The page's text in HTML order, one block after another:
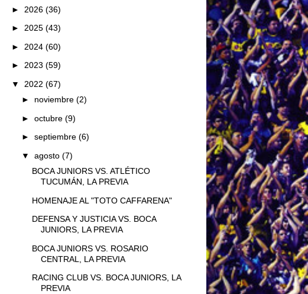
► 2026 (36)
► 2025 (43)
► 2024 (60)
► 2023 (59)
▼ 2022 (67)
► noviembre (2)
► octubre (9)
► septiembre (6)
▼ agosto (7)
BOCA JUNIORS VS. ATLÉTICO
TUCUMÁN, LA PREVIA
HOMENAJE AL "TOTO CAFFARENA"
DEFENSA Y JUSTICIA VS. BOCA
JUNIORS, LA PREVIA
BOCA JUNIORS VS. ROSARIO
CENTRAL, LA PREVIA
RACING CLUB VS. BOCA JUNIORS, LA
PREVIA